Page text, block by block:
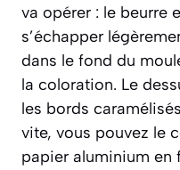
va opérer : le beurre
s’échapper
dans le fond du
la coloration. Le
les bords
vite, vous pouvez le
papier aluminium en